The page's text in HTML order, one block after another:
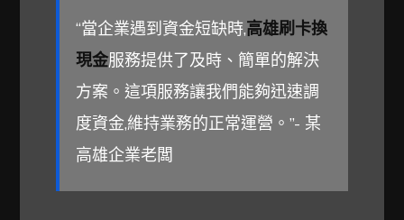
“當企業遇到資金短缺時,高雄刷卡換
現金服務提供了及時、簡單的解決
方案。這項服務讓我們能夠迅速調
度資金,維持業務的正常運營。”- 某
高雄企業老闆